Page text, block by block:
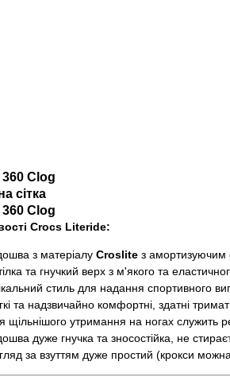
Clog
сітка
Clog
Crocs Literide:
з матеріалу Croslite з амортизуючим
та гнучкий верх з м'якого та
стиль для надання спортивного
та надзвичайно комфортні, здатні
щільнішого утримання на ногах служить
дуже гнучка та зносостійка, не
за взуттям дуже простий (крокси